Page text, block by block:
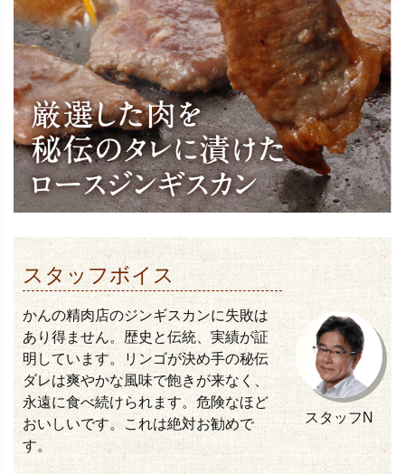
スタッフボイス
かんの精肉店のジンギスカンに失敗は
あり得ません。歴史と伝統、実績が証
明しています。リンゴが決め手の秘伝
ダレは爽やかな風味で飽きが来なく、
永遠に食べ続けられます。危険なほど
おいしいです。これは絶対お勧めで
す。
スタッフN